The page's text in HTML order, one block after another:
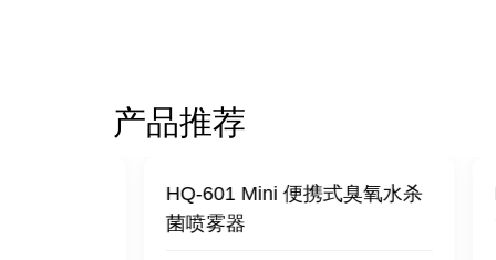
产品推荐
HQ-601 Mini 便携式臭氧水杀
菌喷雾器